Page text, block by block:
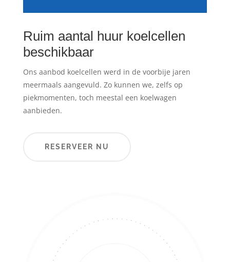
Ruim aantal huur koelcellen
beschikbaar
Ons aanbod koelcellen werd in de voorbije jaren
meermaals aangevuld. Zo kunnen we, zelfs op
piekmomenten, toch meestal een koelwagen
aanbieden.
RESERVEER NU